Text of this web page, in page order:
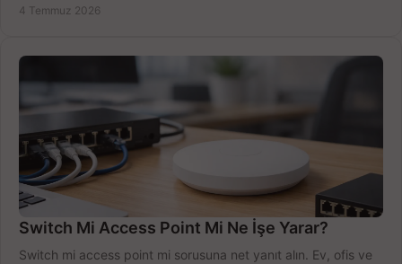
4 Temmuz 2026
Switch Mi Access Point Mi Ne İşe Yarar?
Switch mi access point mi sorusuna net yanıt alın. Ev, ofis ve